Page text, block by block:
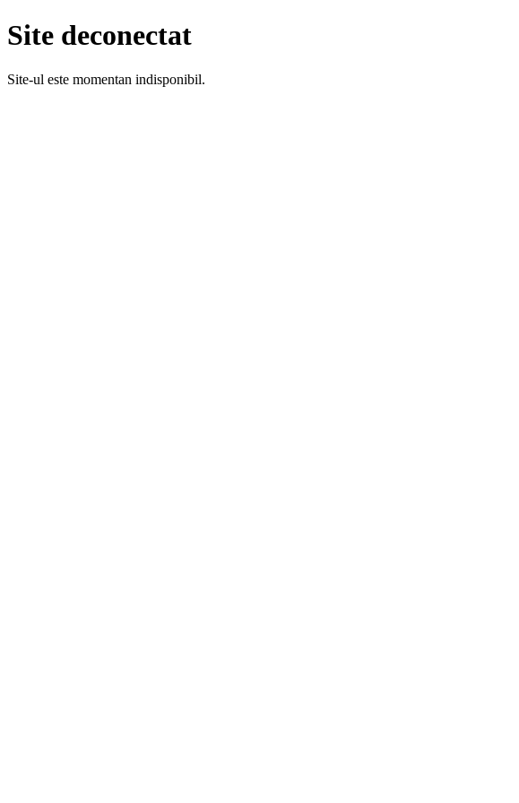
Site deconectat
Site-ul este momentan indisponibil.